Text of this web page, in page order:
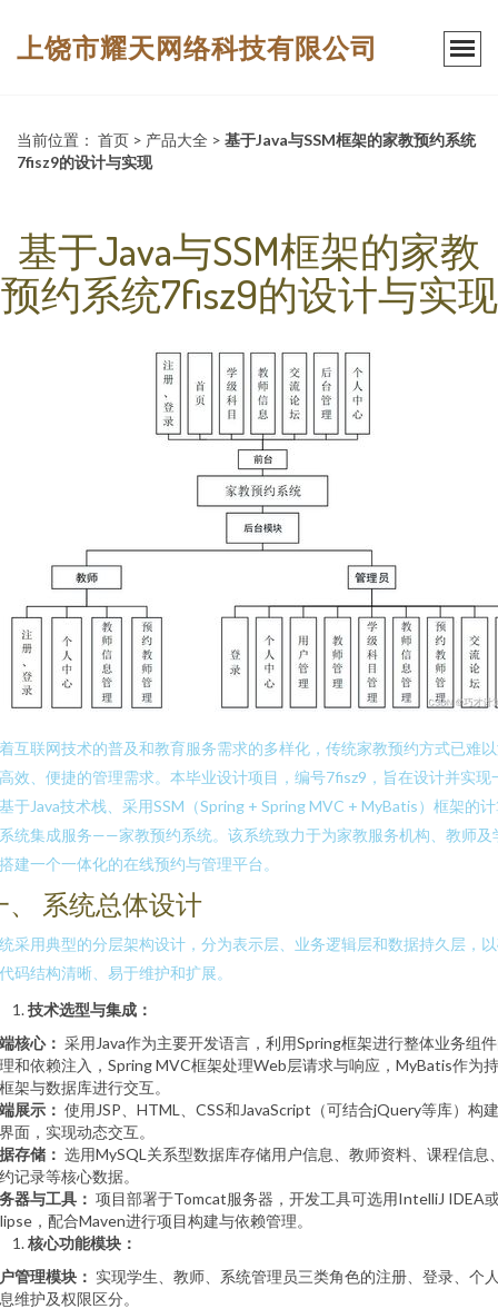
上饶市耀天网络科技有限公司
当前位置： 首页 > 产品大全 > 基于Java与SSM框架的家教预约系统
7fisz9的设计与实现
基于Java与SSM框架的家教
预约系统7fisz9的设计与实现
互联网技术的普及和教育服务需求的多样化，传统家教预约方式已难
效、便捷的管理需求。本毕业设计项目，编号7fisz9，旨在设计并实现
于Java技术栈、采用SSM（Spring + Spring MVC + MyBatis）框架的
统集成服务——家教预约系统。该系统致力于为家教服务机构、教师及
建一个一体化的在线预约与管理平台。
、 系统总体设计
采用典型的分层架构设计，分为表示层、业务逻辑层和数据持久层，
码结构清晰、易于维护和扩展。
技术选型与集成：
核心： 采用Java作为主要开发语言，利用Spring框架进行整体业务组
和依赖注入，Spring MVC框架处理Web层请求与响应，MyBatis作为
架与数据库进行交互。
展示： 使用JSP、HTML、CSS和JavaScript（可结合jQuery等库）构
面，实现动态交互。
存储： 选用MySQL关系型数据库存储用户信息、教师资料、课程信息
记录等核心数据。
器与工具： 项目部署于Tomcat服务器，开发工具可选用IntelliJ IDEA
，配合Maven进行项目构建与依赖管理。
核心功能模块：
管理模块： 实现学生、教师、系统管理员三类角色的注册、登录、个
维护及权限区分。